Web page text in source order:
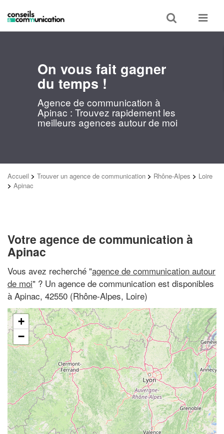
Toggle
search
Toggle
On vous fait gagner
du temps !
Agence de communication à
Apinac : Trouvez rapidement les
meilleurs agences autour de moi
Accueil > Trouver un agence de communication > Rhône-Alpes > Loire
> Apinac
Votre agence de communication à
Apinac
Vous avez recherché "agence de communication autour
de moi" ? Un agence de communication est disponibles
à Apinac, 42550 (Rhône-Alpes, Loire)
+
−